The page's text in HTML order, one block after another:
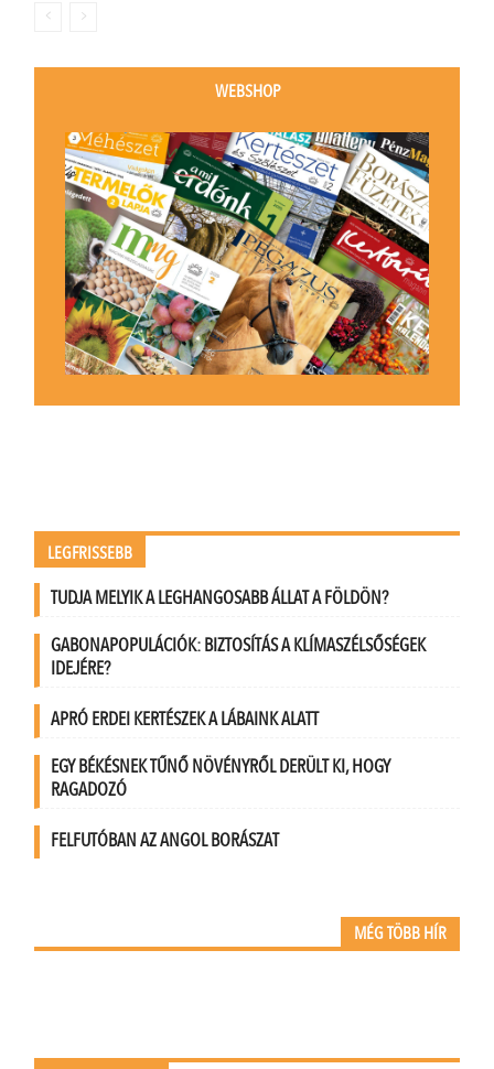
WEBSHOP
LEGFRISSEBB
TUDJA MELYIK A LEGHANGOSABB ÁLLAT A FÖLDÖN?
GABONAPOPULÁCIÓK: BIZTOSÍTÁS A KLÍMASZÉLSŐSÉGEK
IDEJÉRE?
APRÓ ERDEI KERTÉSZEK A LÁBAINK ALATT
EGY BÉKÉSNEK TŰNŐ NÖVÉNYRŐL DERÜLT KI, HOGY
RAGADOZÓ
FELFUTÓBAN AZ ANGOL BORÁSZAT
MÉG TÖBB HÍR